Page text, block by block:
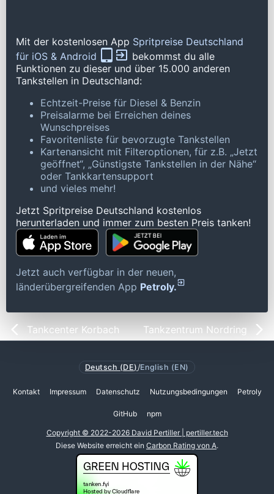
Mit der kostenlosen App Spritpreise Deutschland
für iOS & Android
bekommst du alle
Funktionen zu dieser und über 15.000 anderen
Tankstellen in Deutschland:
Echtzeit-Preise für Diesel & Benzin
Preisalarme bei Erreichen deines
Wunschpreises
Favoritenliste für bevorzugte Tankstellen
Kartenansicht mit Filteroptionen, für z.B. „Jetzt
geöffnet“, „Günstigste Tankstellen in der Nähe“
oder Tankkartensupport
und vieles mehr!
Jetzt Spritpreise Deutschland kostenlos
herunterladen und immer zum besten Preis tanken!
Jetzt auch verfügbar in der neuen,
länderübergreifenden App Petroly.
Tankcenter Korbach Tankzentrum Nordring
Deutsch (DE) /English (EN)
Kontakt Impressum Datenschutz Nutzungsbedingungen Petroly
GitHub npm
Copyright © 2022-2026 David Pertiller | pertiller.tech
Diese Website erreicht ein Carbon Rating von A.